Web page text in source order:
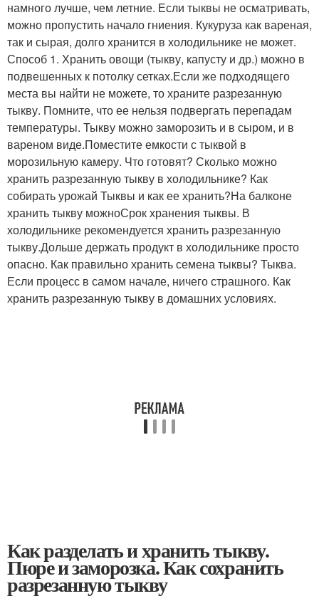
намного лучше, чем летние. Если тыквы не осматривать,
можно пропустить начало гниения. Кукуруза как вареная,
так и сырая, долго хранится в холодильнике не может.
Способ 1. Хранить овощи (тыкву, капусту и др.) можно в
подвешенных к потолку сетках.Если же подходящего
места вы найти не можете, то храните разрезанную
тыкву. Помните, что ее нельзя подвергать перепадам
температуры. Тыкву можно заморозить и в сыром, и в
вареном виде.Поместите емкости с тыквой в
морозильную камеру. Что готовят? Сколько можно
хранить разрезанную тыкву в холодильнике? Как
собирать урожай Тыквы и как ее хранить?На балконе
хранить тыкву можноСрок хранения тыквы. В
холодильнике рекомендуется хранить разрезанную
тыкву.Дольше держать продукт в холодильнике просто
опасно. Как правильно хранить семена тыквы? Тыква.
Если процесс в самом начале, ничего страшного. Как
хранить разрезанную тыкву в домашних условиях.
Как разделать и хранить тыкву.
Пюре и заморозка. Как сохранить
разрезанную тыкву